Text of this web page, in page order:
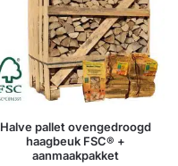
Halve pallet ovengedroogd
haagbeuk FSC® +
aanmaakpakket